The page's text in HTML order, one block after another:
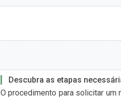
Descubra as etapas
O procedimento para solicitar